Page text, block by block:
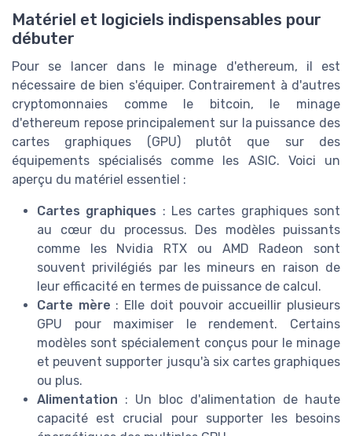
Matériel et logiciels indispensables pour
débuter
Pour se lancer dans le minage d'ethereum, il est
nécessaire de bien s'équiper. Contrairement à d'autres
cryptomonnaies comme le bitcoin, le minage
d'ethereum repose principalement sur la puissance des
cartes graphiques (GPU) plutôt que sur des
équipements spécialisés comme les ASIC. Voici un
aperçu du matériel essentiel :
Cartes graphiques : Les cartes graphiques sont
au cœur du processus. Des modèles puissants
comme les Nvidia RTX ou AMD Radeon sont
souvent privilégiés par les mineurs en raison de
leur efficacité en termes de puissance de calcul.
Carte mère : Elle doit pouvoir accueillir plusieurs
GPU pour maximiser le rendement. Certains
modèles sont spécialement conçus pour le minage
et peuvent supporter jusqu'à six cartes graphiques
ou plus.
Alimentation : Un bloc d'alimentation de haute
capacité est crucial pour supporter les besoins